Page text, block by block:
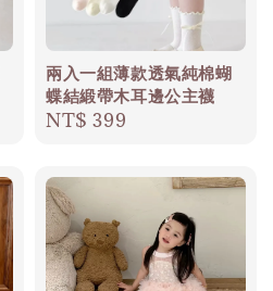
兩入一組薄款透氣純棉蝴
蝶結緞帶木耳邊公主襪
Regular
NT$ 399